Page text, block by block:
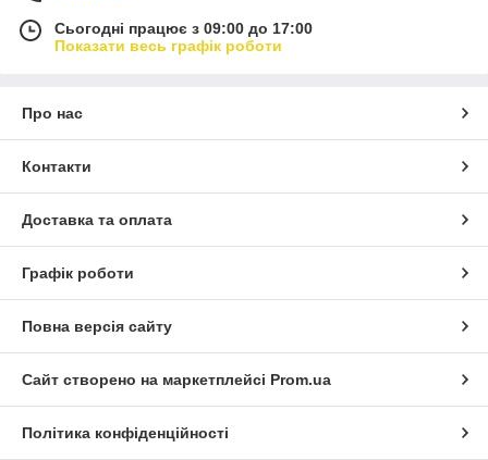
Сьогодні працює з 09:00 до 17:00
Показати весь графік роботи
Про нас
Контакти
Доставка та оплата
Графік роботи
Повна версія сайту
Сайт створено на маркетплейсі Prom.ua
Політика конфіденційності